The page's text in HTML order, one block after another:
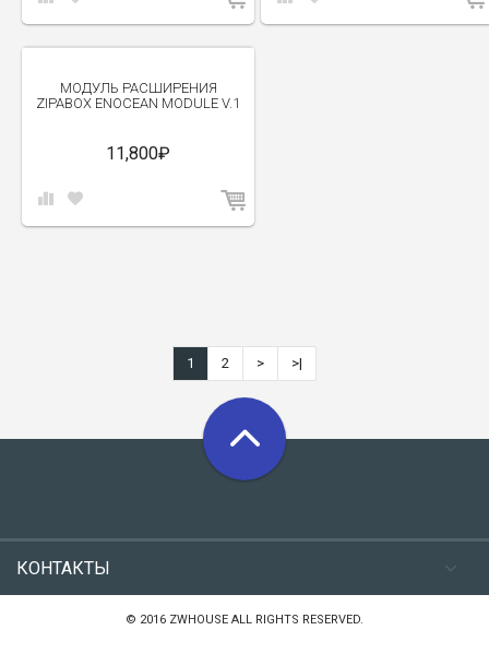
МОДУЛЬ РАСШИРЕНИЯ
ZIPABOX ENOCEAN MODULE V.1
11,800₽
1 2 > >|
КОНТАКТЫ
© 2016 ZWHOUSE ALL RIGHTS RESERVED.